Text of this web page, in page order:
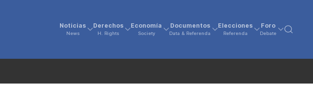
Noticias
News
Derechos
H. Rights
Economía
Society
Documentos
Data & Referenda
Elecciones
Referenda
Foro
Debate